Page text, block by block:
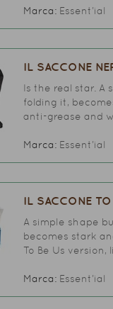
Marca: Essent’ial
IL SACCONE
Is the real star. A
folding it,
anti-grease and
Marca: Essent’ial
IL SACCONE
A simple shape
becomes stark
To Be Us
Marca: Essent’ial